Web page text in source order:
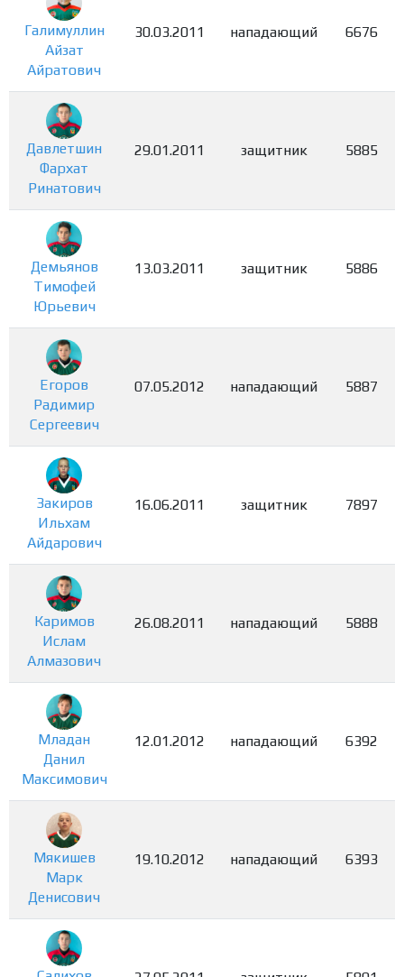
Галимуллин
Айзат
Айратович
30.03.2011 нападающий 6676
Давлетшин
Фархат
Ринатович
29.01.2011 защитник 5885
Демьянов
Тимофей
Юрьевич
13.03.2011 защитник 5886
Егоров
Радимир
Сергеевич
07.05.2012 нападающий 5887
Закиров
Ильхам
Айдарович
16.06.2011 защитник 7897
Каримов
Ислам
Алмазович
26.08.2011 нападающий 5888
Младан
Данил
Максимович
12.01.2012 нападающий 6392
Мякишев
Марк
Денисович
19.10.2012 нападающий 6393